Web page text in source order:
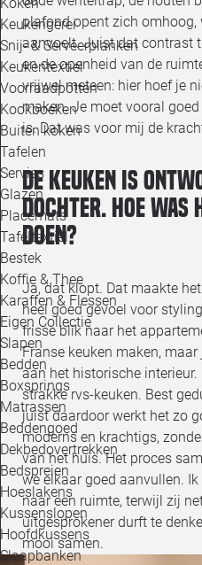
Keukengerei
Snij- & Serveerplanken
Keukentextiel
Voorraadpotten
Kookboeken
Buiten koken
Tafelen
Servies
Glazen
Placemats
Tafeltextiel
Bestek
Koffie & Thee
Karaffen & Flessen
Eigen Collectie
Slapen
Bedden
Boxsprings
Matrassen
Beddengoed
Dekbedovertrekken
Bedspreien
Hoeslakens
Kussenslopen
Hoofdkussens
Slaapbanken
plafond opent zich
aanvoelt. Juist dat contrast
en de openheid van de
vrijwel meteen: hier hoef je
maken. Je moet vooral
is. Dat was voor mij de
De keuken is
dochter. Hoe was
doen?
Ja, dat klopt. Dat maakte
heel goed gevoel voor
frisse blik naar het
Franse keuken maken,
aan het historische
strakke rvs-keuken. Best
juist daardoor werkt het zo
moderns en krachtigs,
van het huis. Het proces
we elkaar goed aanvullen.
naar een ruimte, terwijl zij
uitgesprokener durft te
mooi samen.